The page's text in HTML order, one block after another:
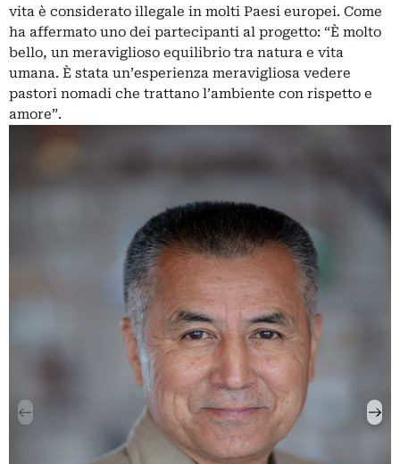
vita è considerato illegale in molti Paesi europei. Come
ha affermato uno dei partecipanti al progetto: “È molto
bello, un meraviglioso equilibrio tra natura e vita
umana. È stata un’esperienza meravigliosa vedere
pastori nomadi che trattano l’ambiente con rispetto e
amore”.